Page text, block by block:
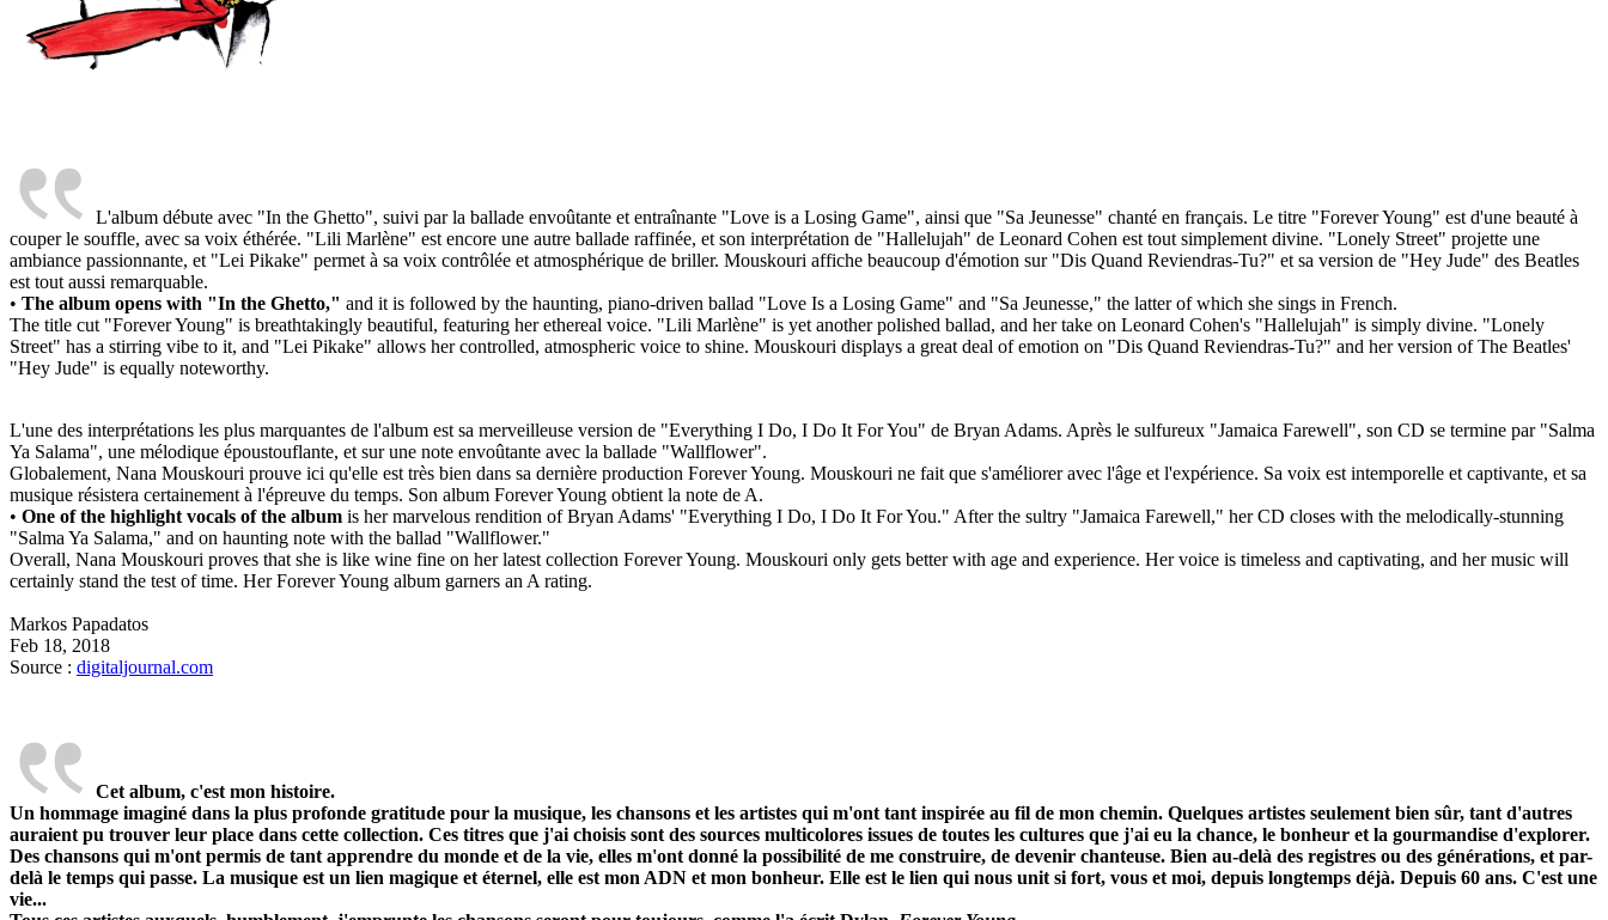
L'album débute avec "In the Ghetto", suivi par la ballade envoûtante et entraînante "Love is a Losing Game", ainsi que "Sa Jeunesse" chanté en français. Le titre "Forever Young" est d'une beauté à
couper le souffle, avec sa voix éthérée. "Lili Marlène" est encore une autre ballade raffinée, et son interprétation de "Hallelujah" de Leonard Cohen est tout simplement divine. "Lonely Street" projette une
ambiance passionnante, et "Lei Pikake" permet à sa voix contrôlée et atmosphérique de briller. Mouskouri affiche beaucoup d'émotion sur "Dis Quand Reviendras-Tu?" et sa version de "Hey Jude" des Beatles
est tout aussi remarquable.
• The album opens with "In the Ghetto," and it is followed by the haunting, piano-driven ballad "Love Is a Losing Game" and "Sa Jeunesse," the latter of which she sings in French.
The title cut "Forever Young" is breathtakingly beautiful, featuring her ethereal voice. "Lili Marlène" is yet another polished ballad, and her take on Leonard Cohen's "Hallelujah" is simply divine. "Lonely
Street" has a stirring vibe to it, and "Lei Pikake" allows her controlled, atmospheric voice to shine. Mouskouri displays a great deal of emotion on "Dis Quand Reviendras-Tu?" and her version of The Beatles'
"Hey Jude" is equally noteworthy.
L'une des interprétations les plus marquantes de l'album est sa merveilleuse version de "Everything I Do, I Do It For You" de Bryan Adams. Après le sulfureux "Jamaica Farewell", son CD se termine par "Salma
Ya Salama", une mélodique époustouflante, et sur une note envoûtante avec la ballade "Wallflower".
Globalement, Nana Mouskouri prouve ici qu'elle est très bien dans sa dernière production Forever Young. Mouskouri ne fait que s'améliorer avec l'âge et l'expérience. Sa voix est intemporelle et captivante, et sa
musique résistera certainement à l'épreuve du temps. Son album Forever Young obtient la note de A.
• One of the highlight vocals of the album is her marvelous rendition of Bryan Adams' "Everything I Do, I Do It For You." After the sultry "Jamaica Farewell," her CD closes with the melodically-stunning
"Salma Ya Salama," and on haunting note with the ballad "Wallflower."
Overall, Nana Mouskouri proves that she is like wine fine on her latest collection Forever Young. Mouskouri only gets better with age and experience. Her voice is timeless and captivating, and her music will
certainly stand the test of time. Her Forever Young album garners an A rating.
Markos Papadatos
Feb 18, 2018
Source : digitaljournal.com
Cet album, c'est mon histoire.
Un hommage imaginé dans la plus profonde gratitude pour la musique, les chansons et les artistes qui m'ont tant inspirée au fil de mon chemin. Quelques artistes seulement bien sûr, tant d'autres
auraient pu trouver leur place dans cette collection. Ces titres que j'ai choisis sont des sources multicolores issues de toutes les cultures que j'ai eu la chance, le bonheur et la gourmandise d'explorer.
Des chansons qui m'ont permis de tant apprendre du monde et de la vie, elles m'ont donné la possibilité de me construire, de devenir chanteuse. Bien au-delà des registres ou des générations, et par-
delà le temps qui passe. La musique est un lien magique et éternel, elle est mon ADN et mon bonheur. Elle est le lien qui nous unit si fort, vous et moi, depuis longtemps déjà. Depuis 60 ans. C'est une
vie...